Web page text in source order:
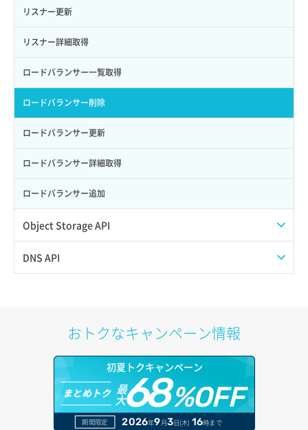
サーバー作成
サーバー再構築（OS再インストール）
サーバー利用状況グラフ（CPU）
サーバー利用状況グラフ（ディスクIO）
サーバー利用状況グラフ（トラフィック）
サーバー削除
サーバー操作（起動/停止/再起動/強制停止）
サーバー設定切替
ポートデタッチ
ボリュームアタッチ
ボリュームデタッチ
ポート一覧取得
ポート作成（ローカルネットワーク用）
ポート作成（追加IP用）
ポート削除
ポート更新
ポート詳細取得
リスナー更新
リスナー詳細取得
ロードバランサー一覧取得
ロードバランサー削除
ロードバランサー更新
ロードバランサー詳細取得
ロードバランサー追加
Object Storage API
Web公開
オブジェクトダウンロード
オブジェクトバージョン管理
DNS API
ドメイン情報登録
ドメイン詳細取得
おトクなキャンペーン情報
初夏トクキャンペーン
まとめトク 最
大68%OFF
期間限定 2026年9月3日(木) 16時まで